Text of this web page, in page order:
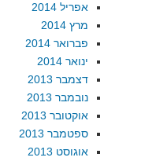
אפריל 2014
מרץ 2014
פברואר 2014
ינואר 2014
דצמבר 2013
נובמבר 2013
אוקטובר 2013
ספטמבר 2013
אוגוסט 2013